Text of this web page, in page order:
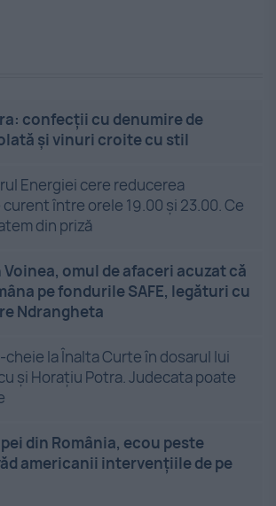
confecții cu denumire de
și vinuri croite cu stil
Energiei cere reducerea
între orele 19.00 și 23.00. Ce
din priză
Voinea, omul de afaceri acuzat că
pe fondurile SAFE, legături cu
Ndrangheta
cheie la Înalta Curte în dosarul lui
și Horațiu Potra. Judecata poate
din România, ecou peste
americanii intervențiile de pe